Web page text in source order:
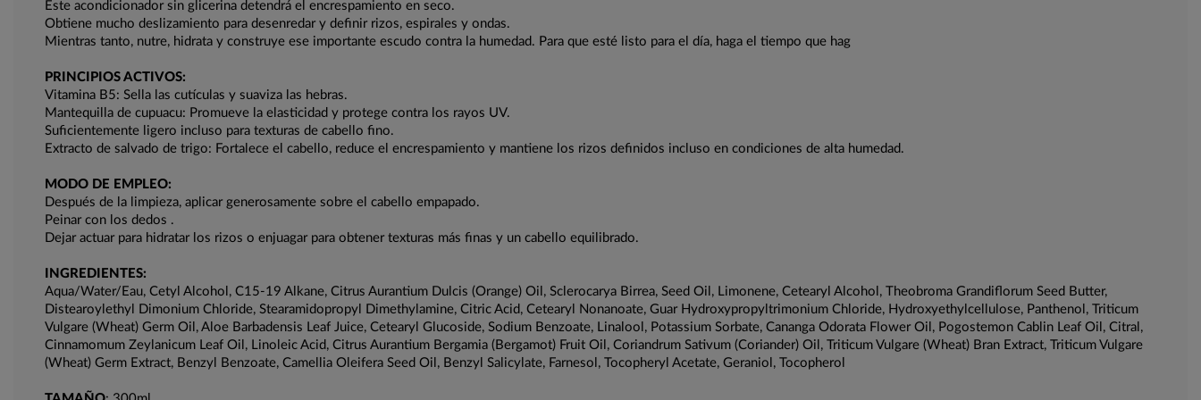
Este acondicionador sin glicerina detendrá el encrespamiento en seco.
Obtiene mucho deslizamiento para desenredar y definir rizos, espirales y ondas.
Mientras tanto, nutre, hidrata y construye ese importante escudo contra la humedad. Para que esté listo para el día, haga el tiempo que hag
PRINCIPIOS ACTIVOS:
Vitamina B5: Sella las cutículas y suaviza las hebras.
Mantequilla de cupuacu: Promueve la elasticidad y protege contra los rayos UV.
Suficientemente ligero incluso para texturas de cabello fino.
Extracto de salvado de trigo: Fortalece el cabello, reduce el encrespamiento y mantiene los rizos definidos incluso en condiciones de alta humedad.
MODO DE EMPLEO:
Después de la limpieza, aplicar generosamente sobre el cabello empapado.
Peinar con los dedos .
Dejar actuar para hidratar los rizos o enjuagar para obtener texturas más finas y un cabello equilibrado.
INGREDIENTES:
Aqua/Water/Eau, Cetyl Alcohol, C15-19 Alkane, Citrus Aurantium Dulcis (Orange) Oil, Sclerocarya Birrea, Seed Oil, Limonene, Cetearyl Alcohol, Theobroma Grandiflorum Seed Butter,
Distearoylethyl Dimonium Chloride, Stearamidopropyl Dimethylamine, Citric Acid, Cetearyl Nonanoate, Guar Hydroxypropyltrimonium Chloride, Hydroxyethylcellulose, Panthenol, Triticum
Vulgare (Wheat) Germ Oil, Aloe Barbadensis Leaf Juice, Cetearyl Glucoside, Sodium Benzoate, Linalool, Potassium Sorbate, Cananga Odorata Flower Oil, Pogostemon Cablin Leaf Oil, Citral,
Cinnamomum Zeylanicum Leaf Oil, Linoleic Acid, Citrus Aurantium Bergamia (Bergamot) Fruit Oil, Coriandrum Sativum (Coriander) Oil, Triticum Vulgare (Wheat) Bran Extract, Triticum Vulgare
(Wheat) Germ Extract, Benzyl Benzoate, Camellia Oleifera Seed Oil, Benzyl Salicylate, Farnesol, Tocopheryl Acetate, Geraniol, Tocopherol